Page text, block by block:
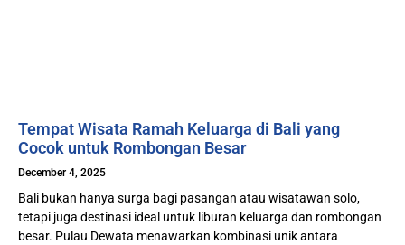
Tempat Wisata Ramah Keluarga di Bali yang
Cocok untuk Rombongan Besar
December 4, 2025
Bali bukan hanya surga bagi pasangan atau wisatawan solo,
tetapi juga destinasi ideal untuk liburan keluarga dan rombongan
besar. Pulau Dewata menawarkan kombinasi unik antara